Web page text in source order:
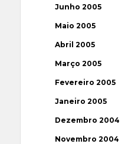
Junho 2005
Maio 2005
Abril 2005
Março 2005
Fevereiro 2005
Janeiro 2005
Dezembro 2004
Novembro 2004